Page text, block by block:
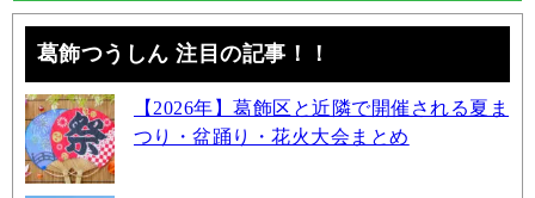
葛飾つうしん 注目の記事！！
【2026年】葛飾区と近隣で開催される夏ま
つり・盆踊り・花火大会まとめ